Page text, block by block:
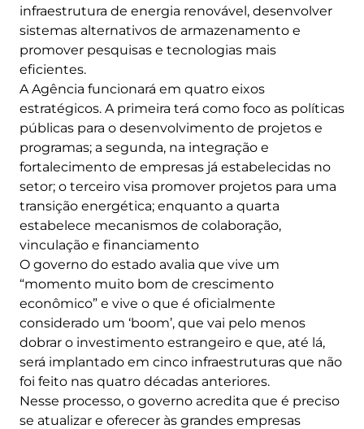
infraestrutura de energia renovável, desenvolver
sistemas alternativos de armazenamento e
promover pesquisas e tecnologias mais
eficientes.
A Agência funcionará em quatro eixos
estratégicos. A primeira terá como foco as políticas
públicas para o desenvolvimento de projetos e
programas; a segunda, na integração e
fortalecimento de empresas já estabelecidas no
setor; o terceiro visa promover projetos para uma
transição energética; enquanto a quarta
estabelece mecanismos de colaboração,
vinculação e financiamento
O governo do estado avalia que vive um
“momento muito bom de crescimento
econômico” e vive o que é oficialmente
considerado um ‘boom’, que vai pelo menos
dobrar o investimento estrangeiro e que, até lá,
será implantado em cinco infraestruturas que não
foi feito nas quatro décadas anteriores.
Nesse processo, o governo acredita que é preciso
se atualizar e oferecer às grandes empresas